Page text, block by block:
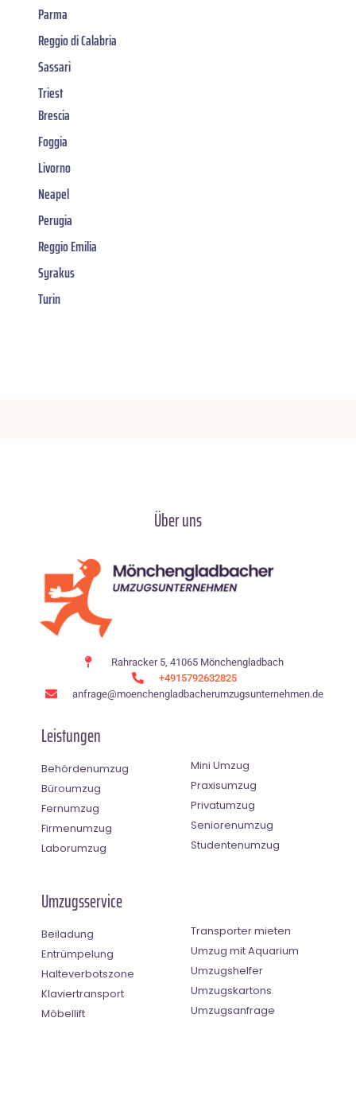
Parma
Reggio di Calabria
Sassari
Triest
Brescia
Foggia
Livorno
Neapel
Perugia
Reggio Emilia
Syrakus
Turin
Über uns
Rahracker 5, 41065 Mönchengladbach
+4915792632825
anfrage@moenchen­gladbacherumzugsunternehmen.de
Leistungen
Behördenumzug
Büroumzug
Fernumzug
Firmenumzug
Laborumzug
Mini Umzug
Praxisumzug
Privatumzug
Seniorenumzug
Studentenumzug
Umzugsservice
Beiladung
Entrümpelung
Halteverbotszone
Klaviertransport
Möbellift
Transporter mieten
Umzug mit Aquarium
Umzugshelfer
Umzugskartons
Umzugsanfrage